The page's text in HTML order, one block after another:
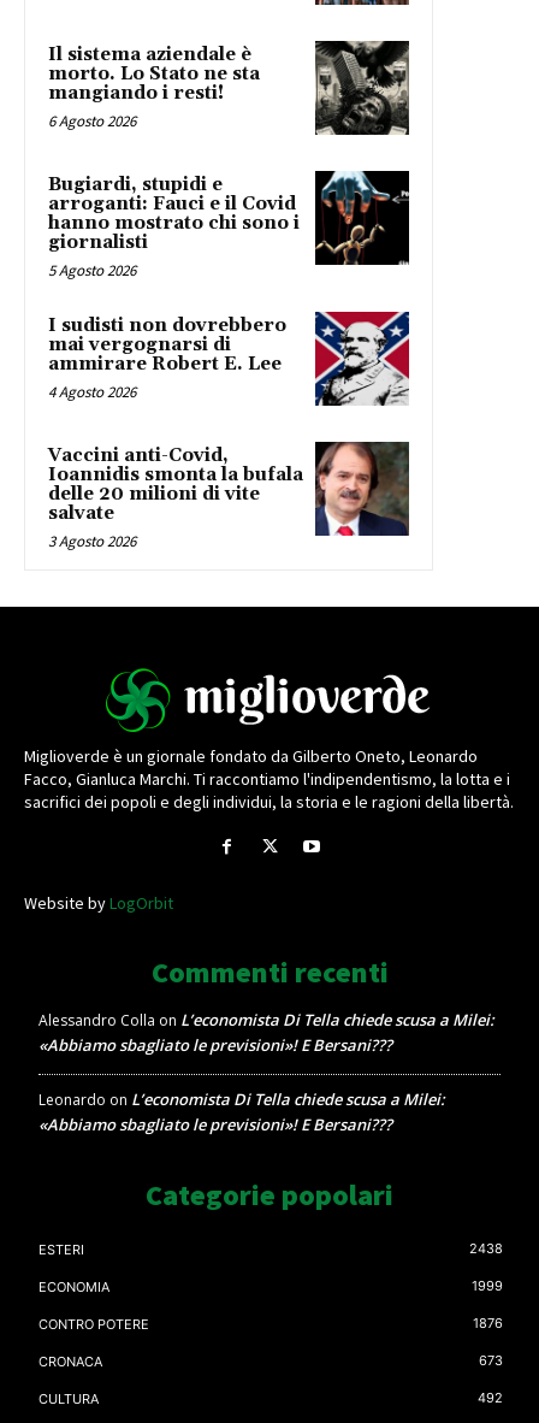
Il sistema aziendale è
morto. Lo Stato ne sta
mangiando i resti!
6 Agosto 2026
Bugiardi, stupidi e
arroganti: Fauci e il Covid
hanno mostrato chi sono i
giornalisti
5 Agosto 2026
I sudisti non dovrebbero
mai vergognarsi di
ammirare Robert E. Lee
4 Agosto 2026
Vaccini anti-Covid,
Ioannidis smonta la bufala
delle 20 milioni di vite
salvate
3 Agosto 2026
Miglioverde è un giornale fondato da Gilberto Oneto, Leonardo
Facco, Gianluca Marchi. Ti raccontiamo l'indipendentismo, la lotta e i
sacrifici dei popoli e degli individui, la storia e le ragioni della libertà.
Website byLogOrbit
Commenti recenti
Alessandro Colla on L’economista Di Tella chiede scusa a Milei:
«Abbiamo sbagliato le previsioni»! E Bersani???
Leonardo on L’economista Di Tella chiede scusa a Milei:
«Abbiamo sbagliato le previsioni»! E Bersani???
Categorie popolari
ESTERI 2438
ECONOMIA 1999
CONTRO POTERE 1876
CRONACA 673
CULTURA 492